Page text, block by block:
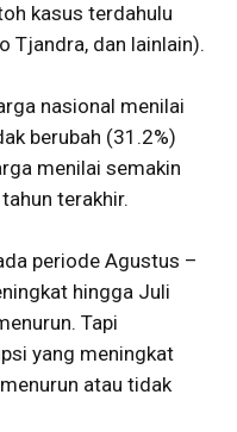
kasus terdahulu
Tjandra, dan lainlain).
nasional menilai
berubah (31.2%)
menilai semakin
terakhir.
periode Agustus –
hingga Juli
Tapi
yang meningkat
atau tidak